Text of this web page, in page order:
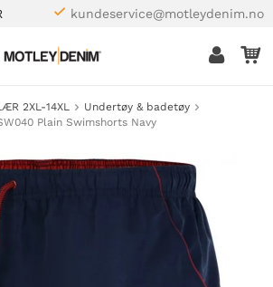
kundeservice@motleydenim.no
2XL-14XL
Undertøy & badetøy
Plain Swimshorts Navy